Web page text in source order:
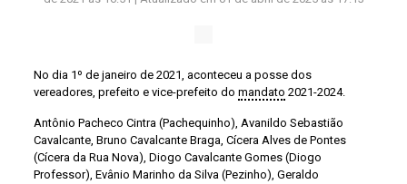
No dia 1º de janeiro de 2021, aconteceu a posse dos
vereadores, prefeito e vice-prefeito do mandato 2021-2024.
Antônio Pacheco Cintra (Pachequinho), Avanildo Sebastião
Cavalcante, Bruno Cavalcante Braga, Cícera Alves de Pontes
(Cícera da Rua Nova), Diogo Cavalcante Gomes (Diogo
Professor), Evânio Marinho da Silva (Pezinho), Geraldo